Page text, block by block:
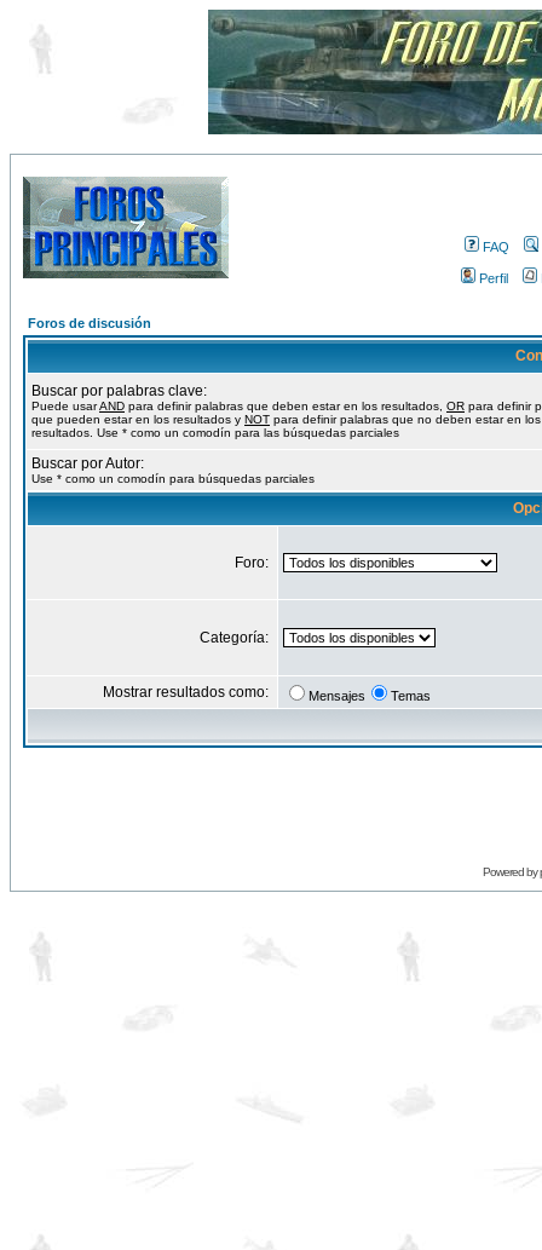
FAQ
Perfil
Foros de discusión
Buscar por palabras clave:
Puede usarAND para definir palabras que deben estar en los resultados, OR para definir
que pueden estar en los resultados y NOT para definir palabras que no deben estar en los
resultados. Use * como un comodín para las búsquedas parciales
Buscar por Autor:
Use * como un comodín para búsquedas parciales
Foro:
Categoría:
Mostrar resultados como: Mensajes Temas
Powered by